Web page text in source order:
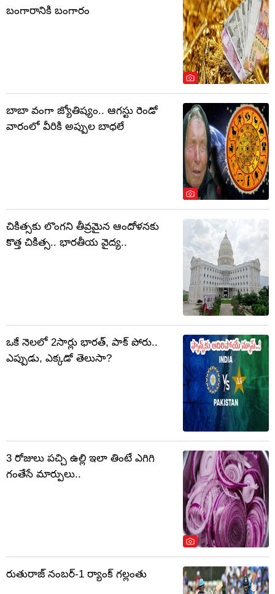
బంగారానికి బంగారం
బాబా వంగా జ్యోతిష్యం.. ఆగస్టు రెండో
వారంలో వీరికి అప్పుల బాధలే
చికిత్సకు లొంగని తీవ్రమైన ఆందోళనకు
కొత్త చికిత్స.. భారతీయ వైద్య..
ఒకే నెలలో 2సార్లు భారత్, పాక్ పోరు..
ఎప్పుడు, ఎక్కడో తెలుసా?
3 రోజులు పచ్చి ఉల్లి ఇలా తింటే ఎగిగి
గంతేసే మార్పులు..
రుతురాజ్ నంబర్-1 ర్యాంక్ గల్లంతు